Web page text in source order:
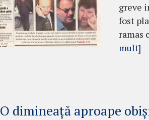
greve
fost
ramas
mult]
O dimineață aproape